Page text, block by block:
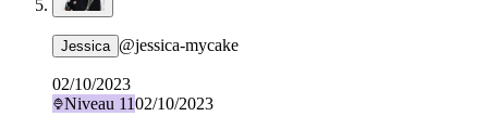
Jessica @jessica-mycake
02/10/2023
Niveau 1102/10/2023